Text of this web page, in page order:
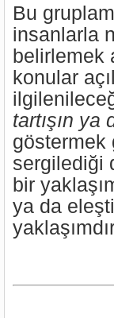
Bu
insanlarla
belirlemek
konular
tartışın
göstermek
sergilediği
bir
ya da